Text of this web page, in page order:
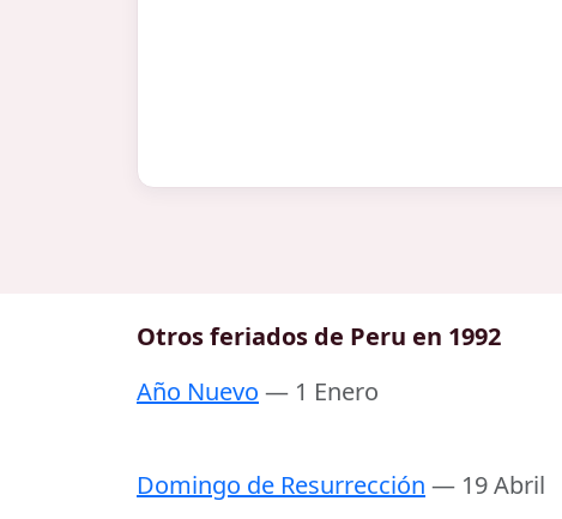
Otros feriados de Peru en 1992
Año Nuevo — 1 Enero
Domingo de Resurrección — 19 Abril